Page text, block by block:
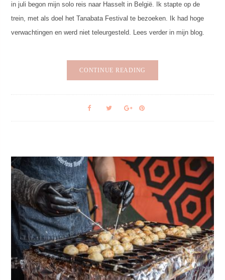
in juli begon mijn solo reis naar Hasselt in België. Ik stapte op de
trein, met als doel het Tanabata Festival te bezoeken. Ik had hoge
verwachtingen en werd niet teleurgesteld. Lees verder in mijn blog.
CONTINUE READING